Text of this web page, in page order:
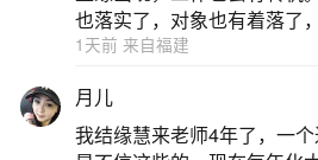
生辰八字算命并不准确，
算命是指根据一个人出生的年
的八个字，来推断其一生的富
也落实了，对象也有着落了
1天前 来自福建
月儿
我结缘慧来老师4年了，一